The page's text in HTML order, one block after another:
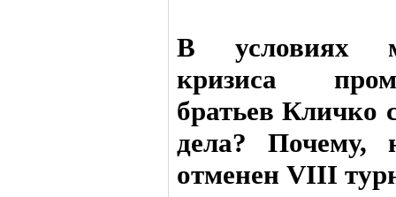
В условиях
кризиса
братьев Кличко
дела? Почему,
отменен VIII